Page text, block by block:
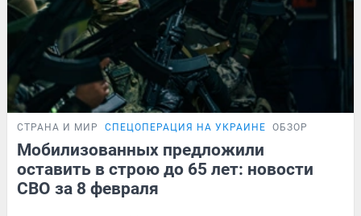
СТРАНА И МИР СПЕЦОПЕРАЦИЯ НА УКРАИНЕ ОБЗОР
Мобилизованных предложили
оставить в строю до 65 лет: новости
СВО за 8 февраля